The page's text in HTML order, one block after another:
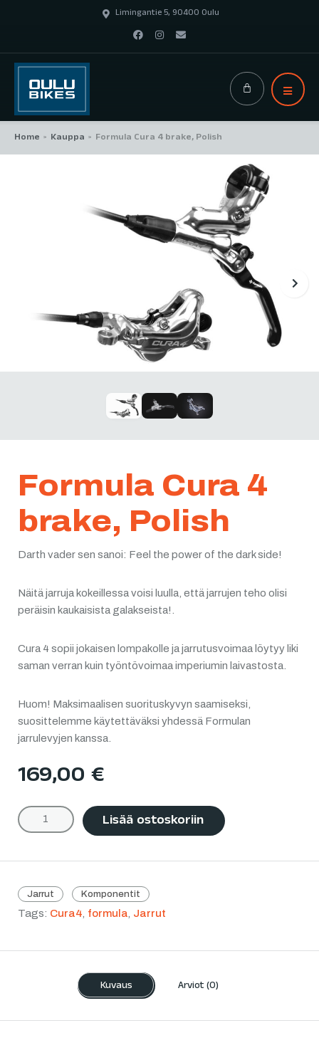
Limingantie 5, 90400 Oulu
Home > Kauppa > Formula Cura 4 brake, Polish
Formula Cura 4
brake, Polish
Darth vader sen sanoi: Feel the power of the dark side!
Näitä jarruja kokeillessa voisi luulla, että jarrujen teho olisi
peräisin kaukaisista galakseista!.
Cura 4 sopii jokaisen lompakolle ja jarrutusvoimaa löytyy liki
saman verran kuin työntövoimaa imperiumin laivastosta.
Huom! Maksimaalisen suorituskyvyn saamiseksi,
suosittelemme käytettäväksi yhdessä Formulan
jarrulevyjen kanssa.
169,00 €
Lisää ostoskoriin
Jarrut Komponentit
Tags: Cura4, formula, Jarrut
Kuvaus Arviot (0)